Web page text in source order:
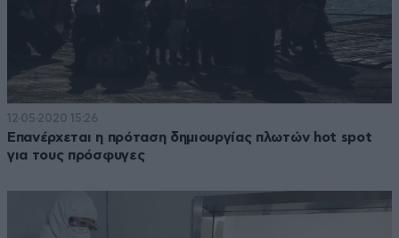
12·05·2020 15:26
Επανέρχεται η πρόταση δημιουργίας πλωτών hot spot
για τους πρόσφυγες